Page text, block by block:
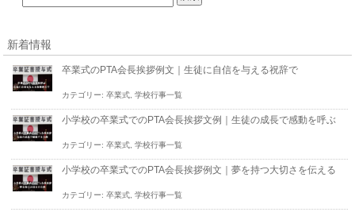
新着情報
卒業式のPTA会長挨拶例文｜生徒に自信を与える祝辞で
カテゴリー:卒業式 ,学校行事一覧
小学校の卒業式でのPTA会長挨拶文例｜生徒の成長で感動を呼ぶ
カテゴリー:卒業式 ,学校行事一覧
小学校の卒業式でのPTA会長挨拶例文｜夢を持つ大切さを伝える
カテゴリー:卒業式 ,学校行事一覧